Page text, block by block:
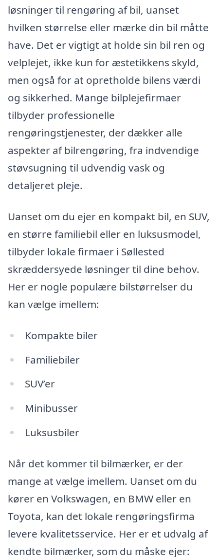
løsninger til rengøring af bil, uanset
hvilken størrelse eller mærke din bil måtte
have. Det er vigtigt at holde sin bil ren og
velplejet, ikke kun for æstetikkens skyld,
men også for at opretholde bilens værdi
og sikkerhed. Mange bilplejefirmaer
tilbyder professionelle
rengøringstjenester, der dækker alle
aspekter af bilrengøring, fra indvendige
støvsugning til udvendig vask og
detaljeret pleje.
Uanset om du ejer en kompakt bil, en SUV,
en større familiebil eller en luksusmodel,
tilbyder lokale firmaer i Søllested
skræddersyede løsninger til dine behov.
Her er nogle populære bilstørrelser du
kan vælge imellem:
Kompakte biler
Familiebiler
SUV’er
Minibusser
Luksusbiler
Når det kommer til bilmærker, er der
mange at vælge imellem. Uanset om du
kører en Volkswagen, en BMW eller en
Toyota, kan det lokale rengøringsfirma
levere kvalitetsservice. Her er et udvalg af
kendte bilmærker, som du måske ejer: